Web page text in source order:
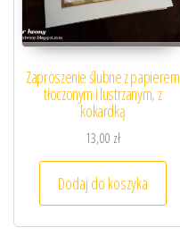
Zaproszenie ślubne z papierem
tłoczonym i lustrzanym, z
kokardką
13,00 zł
Dodaj do koszyka